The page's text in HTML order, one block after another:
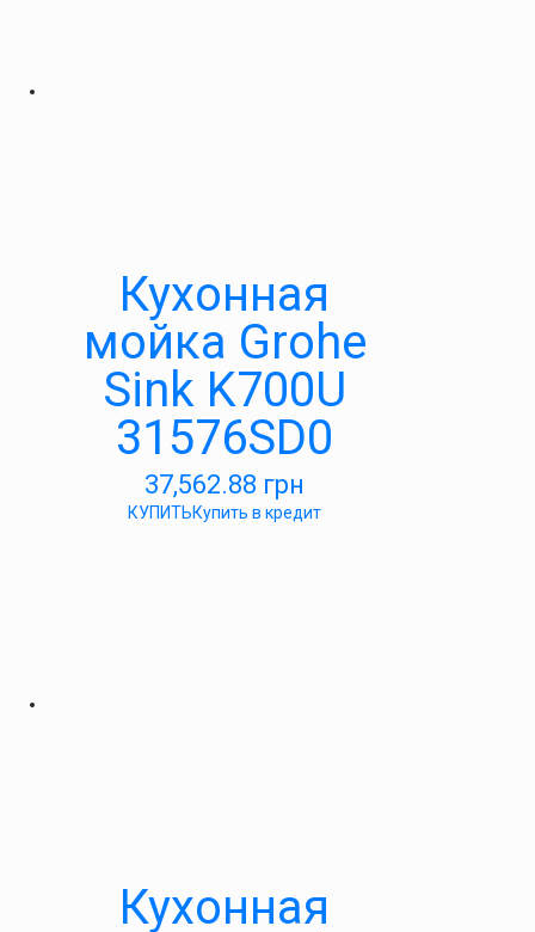
Кухонная
мойка Grohe
Sink K700U
31576SD0
37,562.88 грн
КУПИТЬКупить в кредит
Кухонная